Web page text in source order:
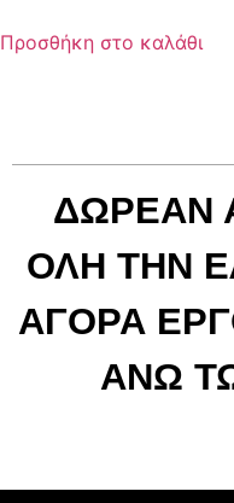
Προσθήκη στο καλάθι
ΔΩΡΕΑΝ
ΟΛΗ ΤΗΝ
ΑΓΟΡΑ
ΑΝΩ